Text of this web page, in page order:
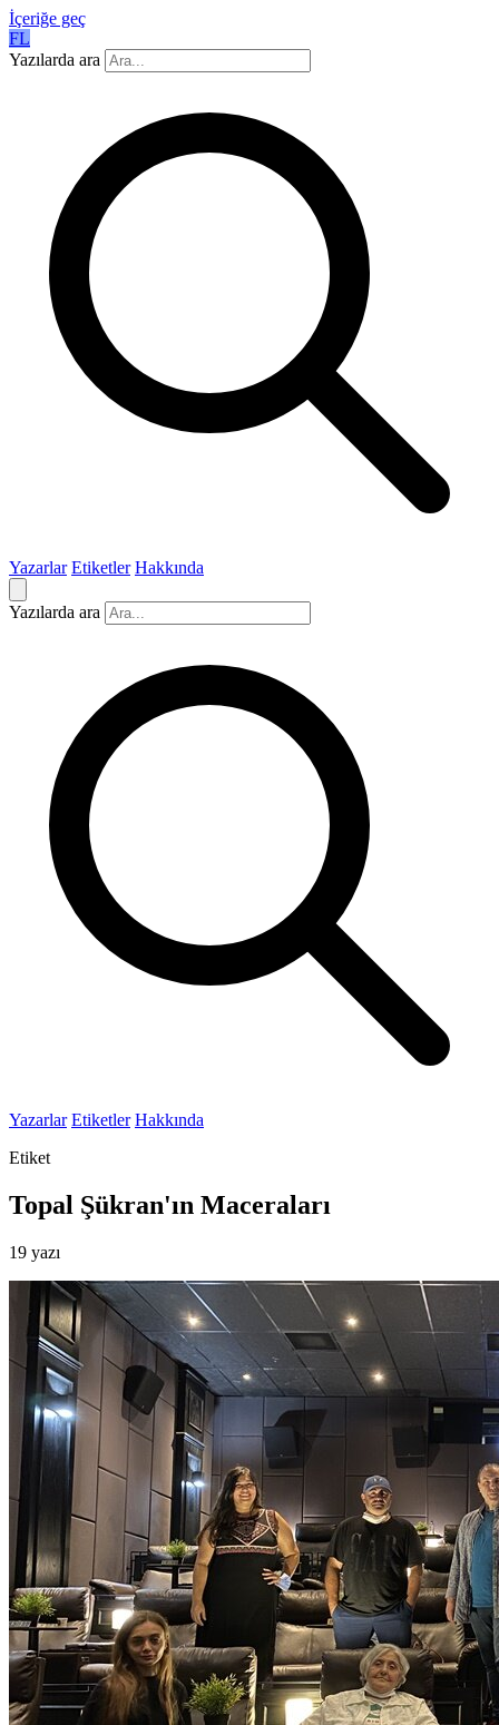
İçeriğe geç
FL
Yazılarda ara
Yazarlar Etiketler Hakkında
Yazılarda ara
Yazarlar Etiketler Hakkında
Etiket
Topal Şükran'ın Maceraları
19 yazı